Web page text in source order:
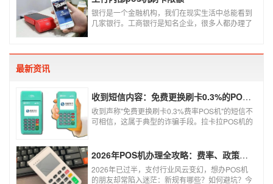
加。
银行是一个金融机构，我们在现实生活中总能看到
几家银行。工商银行是知名企业，很多人都办理了
最新资讯
收到短信内容：免费更换刷卡0.3%的POS机，可以相信吗？
收到声称"免费更换刷卡0.3%费率POS机"的短信不
可相信，这属于典型的诈骗手段。拉卡拉POS机的
风险。以下结合权威信息分析原因及应对建议：2026年POS机办理全攻略：费率、政策、避坑一篇讲清
2026年已过半，支付行业风云变幻，想办POS机
的朋友却常陷入迷茫：新规有哪些？如何避坑？今